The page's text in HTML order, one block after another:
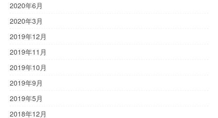
2020年6月
2020年3月
2019年12月
2019年11月
2019年10月
2019年9月
2019年5月
2018年12月